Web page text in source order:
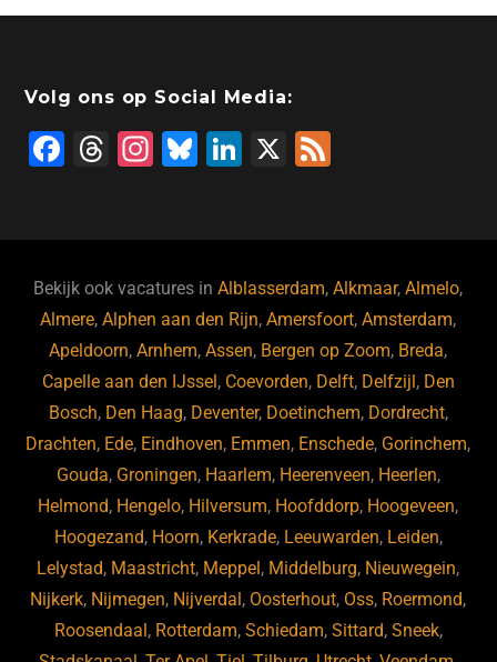
Volg ons op Social Media:
F
b
o
o
k
T
d
s
In
a
m
Bl
ky
Li
dI
n
X
Bekijk ook vacatures inAlblasserdam,Alkmaar,Almelo,
Almere,Alphen aan den Rijn,Amersfoort,Amsterdam,
Apeldoorn,Arnhem,Assen, Bergen op Zoom, Breda,
Capelle aan den IJssel, Coevorden, Delft, Delfzijl, Den
Bosch, Den Haag, Deventer, Doetinchem, Dordrecht,
Drachten, Ede, Eindhoven, Emmen, Enschede, Gorinchem,
Gouda, Groningen, Haarlem, Heerenveen, Heerlen,
Helmond, Hengelo, Hilversum, Hoofddorp, Hoogeveen,
Hoogezand, Hoorn, Kerkrade, Leeuwarden, Leiden,
Lelystad, Maastricht, Meppel, Middelburg, Nieuwegein,
Nijkerk, Nijmegen, Nijverdal, Oosterhout, Oss, Roermond,
Roosendaal, Rotterdam, Schiedam, Sittard, Sneek,